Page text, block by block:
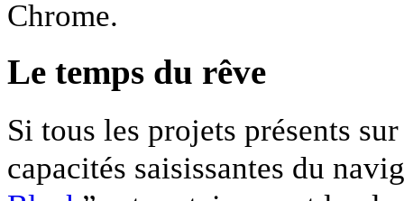
Chrome.
Le temps du rêve
Si tous les projets présents
capacités saisissantes du